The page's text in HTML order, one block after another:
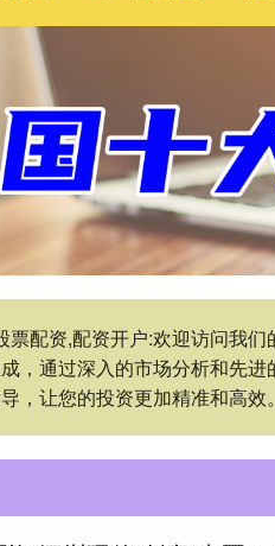
配资,配资开户:欢迎访问我
，通过深入的市场分析和先
，让您的投资更加精准和高效